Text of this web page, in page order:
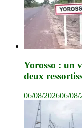
Yorosso : un
deux
06/08/202606/08/